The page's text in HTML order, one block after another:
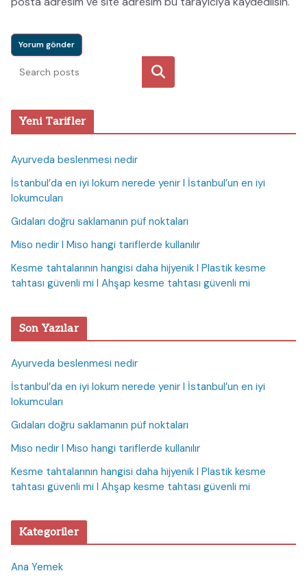
Ara
Yeni Tarifler
Ayurveda beslenmesi nedir
İstanbul’da en iyi lokum nerede yenir I İstanbul’un en iyi
lokumcuları
Gıdaları doğru saklamanın püf noktaları
Miso nedir I Miso hangi tariflerde kullanılır
Kesme tahtalarının hangisi daha hijyenik I Plastik kesme
tahtası güvenli mi I Ahşap kesme tahtası güvenli mi
Son Yazılar
Ayurveda beslenmesi nedir
İstanbul’da en iyi lokum nerede yenir I İstanbul’un en iyi
lokumcuları
Gıdaları doğru saklamanın püf noktaları
Miso nedir I Miso hangi tariflerde kullanılır
Kesme tahtalarının hangisi daha hijyenik I Plastik kesme
tahtası güvenli mi I Ahşap kesme tahtası güvenli mi
Kategoriler
Ana Yemek